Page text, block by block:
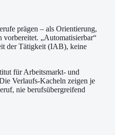
prägen – als Orientierung,
vorbereitet. „Automatisierbar“
der Tätigkeit (IAB), keine
für Arbeitsmarkt- und
Verlaufs-Kacheln zeigen je
nie berufsübergreifend